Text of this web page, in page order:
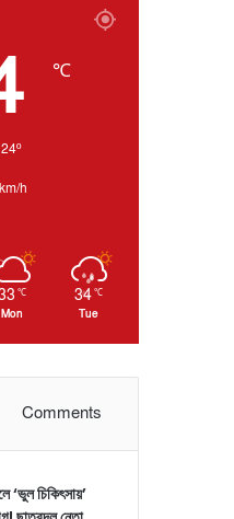
℃
h
℃
Mon
34℃
Tue
Comments
‘ভুল চিকিৎসায়’